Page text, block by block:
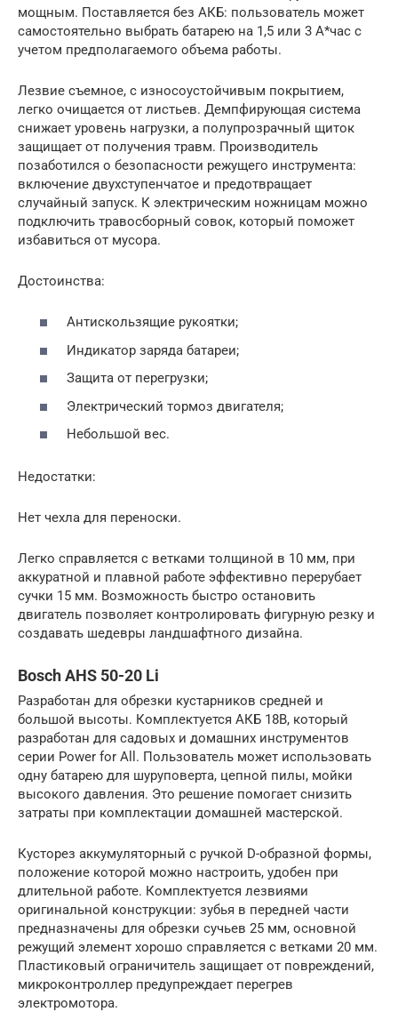
мощным. Поставляется без АКБ: пользователь может
самостоятельно выбрать батарею на 1,5 или 3 А*час с
учетом предполагаемого объема работы.
Лезвие съемное, с износоустойчивым покрытием,
легко очищается от листьев. Демпфирующая система
снижает уровень нагрузки, а полупрозрачный щиток
защищает от получения травм. Производитель
позаботился о безопасности режущего инструмента:
включение двухступенчатое и предотвращает
случайный запуск. К электрическим ножницам можно
подключить травосборный совок, который поможет
избавиться от мусора.
Достоинства:
Антискользящие рукоятки;
Индикатор заряда батареи;
Защита от перегрузки;
Электрический тормоз двигателя;
Небольшой вес.
Недостатки:
Нет чехла для переноски.
Легко справляется с ветками толщиной в 10 мм, при
аккуратной и плавной работе эффективно перерубает
сучки 15 мм. Возможность быстро остановить
двигатель позволяет контролировать фигурную резку и
создавать шедевры ландшафтного дизайна.
Bosch AHS 50-20 Li
Разработан для обрезки кустарников средней и
большой высоты. Комплектуется АКБ 18В, который
разработан для садовых и домашних инструментов
серии Power for All. Пользователь может использовать
одну батарею для шуруповерта, цепной пилы, мойки
высокого давления. Это решение помогает снизить
затраты при комплектации домашней мастерской.
Кусторез аккумуляторный с ручкой D-образной формы,
положение которой можно настроить, удобен при
длительной работе. Комплектуется лезвиями
оригинальной конструкции: зубья в передней части
предназначены для обрезки сучьев 25 мм, основной
режущий элемент хорошо справляется с ветками 20 мм.
Пластиковый ограничитель защищает от повреждений,
микроконтроллер предупреждает перегрев
электромотора.